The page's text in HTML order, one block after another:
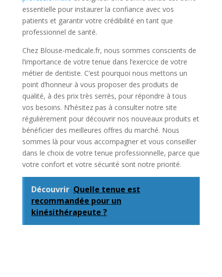
essentielle pour instaurer la confiance avec vos
patients et garantir votre crédibilité en tant que
professionnel de santé.
Chez Blouse-medicale.fr, nous sommes conscients de
l’importance de votre tenue dans l’exercice de votre
métier de dentiste. C’est pourquoi nous mettons un
point d’honneur à vous proposer des produits de
qualité, à des prix très serrés, pour répondre à tous
vos besoins. N’hésitez pas à consulter notre site
régulièrement pour découvrir nos nouveaux produits et
bénéficier des meilleures offres du marché. Nous
sommes là pour vous accompagner et vous conseiller
dans le choix de votre tenue professionnelle, parce que
votre confort et votre sécurité sont notre priorité.
Découvrir Quelle tenue est
recommandée pour un
kinésithérapeute ?